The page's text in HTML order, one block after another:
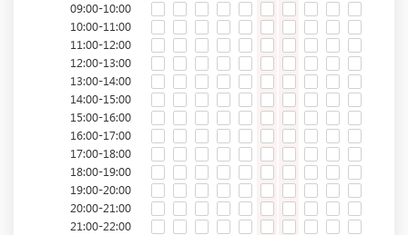
09:00-10:00
10:00-11:00
11:00-12:00
12:00-13:00
13:00-14:00
14:00-15:00
15:00-16:00
16:00-17:00
17:00-18:00
18:00-19:00
19:00-20:00
20:00-21:00
21:00-22:00